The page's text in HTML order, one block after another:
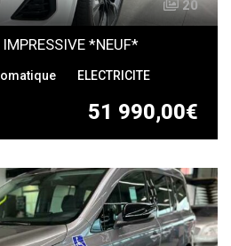
20
*NEUF*
51 990,00€
ELECTRICITE